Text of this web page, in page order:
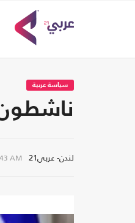
سياسة عربية
لندن- عربي21 AM